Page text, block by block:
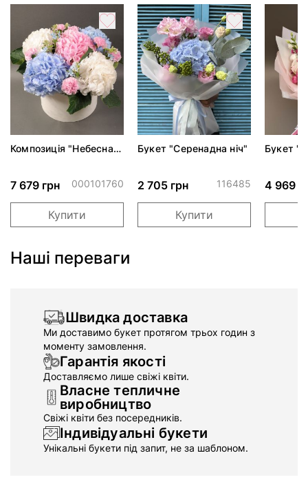
Композиція "Небесна
7 679 грн 000101760
Купити
Букет "Серенадна ніч"
2 705 грн 116485
Купити
Букет
4 969
Наші переваги
Швидка доставка
Ми доставимо букет протягом трьох годин з
моменту замовлення.
Гарантія якості
Доставляємо лише свіжі квіти.
Власне тепличне
виробництво
Свіжі квіти без посередників.
Індивідуальні букети
Унікальні букети під запит, не за шаблоном.